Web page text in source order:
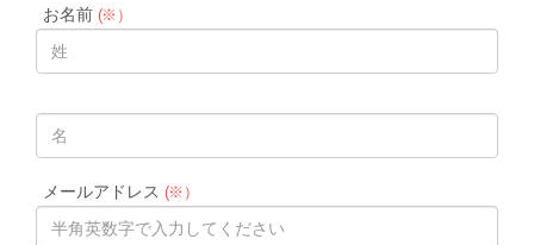
お名前(※）
メールアドレス (※）